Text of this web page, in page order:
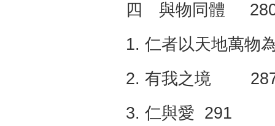
四 與物同體
1. 仁者以天地萬物
2. 有我之境
3. 仁與愛 291